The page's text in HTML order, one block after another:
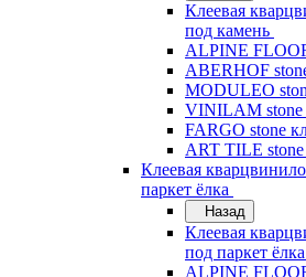
Клеевая
под камень
ALPINE
ABERHOF
MODULEO
VINILAM stone
FARGO stone
ART TILE stone
Клеевая
паркет ёлка
Назад
Клеевая
под паркет ёлка
ALPINE